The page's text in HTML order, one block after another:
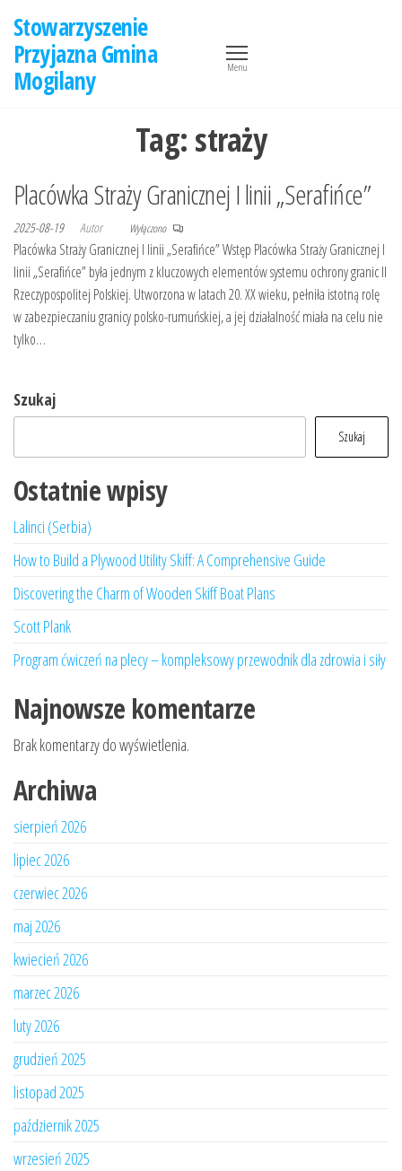
treści
Stowarzyszenie
Przyjazna Gmina
Mogilany
Menu
Tag: straży
Placówka Straży Granicznej I linii „Serafińce”
2025-08-19 Autor Wyłączono
Placówka Straży Granicznej I linii „Serafińce” Wstęp Placówka Straży Granicznej I
linii „Serafińce” była jednym z kluczowych elementów systemu ochrony granic II
Rzeczypospolitej Polskiej. Utworzona w latach 20. XX wieku, pełniła istotną rolę
w zabezpieczaniu granicy polsko-rumuńskiej, a jej działalność miała na celu nie
tylko…
Szukaj
Szukaj
Ostatnie wpisy
Lalinci (Serbia)
How to Build a Plywood Utility Skiff: A Comprehensive Guide
Discovering the Charm of Wooden Skiff Boat Plans
Scott Plank
Program ćwiczeń na plecy – kompleksowy przewodnik dla zdrowia i siły
Najnowsze komentarze
Brak komentarzy do wyświetlenia.
Archiwa
sierpień 2026
lipiec 2026
czerwiec 2026
maj 2026
kwiecień 2026
marzec 2026
luty 2026
grudzień 2025
listopad 2025
październik 2025
wrzesień 2025